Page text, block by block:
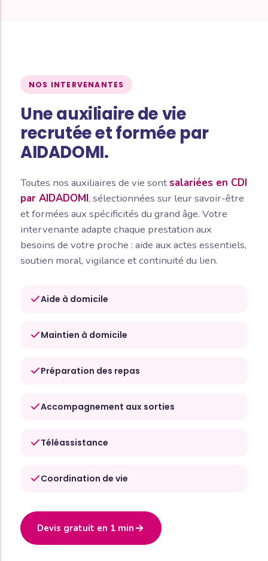
NOS INTERVENANTES
Une auxiliaire de vie
recrutée et formée par
AIDADOMI.
Toutes nos auxiliaires de vie sont salariées en CDI
par AIDADOMI, sélectionnées sur leur savoir-être
et formées aux spécificités du grand âge. Votre
intervenante adapte chaque prestation aux
besoins de votre proche : aide aux actes essentiels,
soutien moral, vigilance et continuité du lien.
Aide à domicile
Maintien à domicile
Préparation des repas
Accompagnement aux sorties
Téléassistance
Coordination de vie
Devis gratuit en 1 min